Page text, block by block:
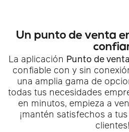
Un punto de venta
La aplicación Punto de
confiable con y sin
una amplia gama de
todas tus necesidades
en minutos, empieza a
¡mantén satisfechos a
clientes!